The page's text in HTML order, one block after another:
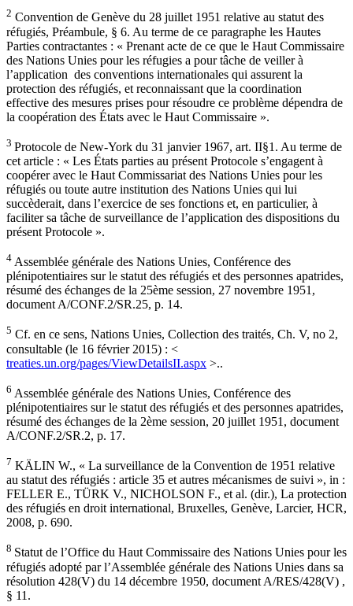
2 Convention de Genève du 28 juillet 1951 relative au statut des
réfugiés, Préambule, § 6. Au terme de ce paragraphe les Hautes
Parties contractantes : « Prenant acte de ce que le Haut Commissaire
des Nations Unies pour les réfugies a pour tâche de veiller à
l’application des conventions internationales qui assurent la
protection des réfugiés, et reconnaissant que la coordination
effective des mesures prises pour résoudre ce problème dépendra de
la coopération des États avec le Haut Commissaire ».
3 Protocole de New-York du 31 janvier 1967, art. II§1. Au terme de
cet article : « Les États parties au présent Protocole s’engagent à
coopérer avec le Haut Commissariat des Nations Unies pour les
réfugiés ou toute autre institution des Nations Unies qui lui
succèderait, dans l’exercice de ses fonctions et, en particulier, à
faciliter sa tâche de surveillance de l’application des dispositions du
présent Protocole ».
4 Assemblée générale des Nations Unies, Conférence des
plénipotentiaires sur le statut des réfugiés et des personnes apatrides,
résumé des échanges de la 25ème session, 27 novembre 1951,
document A/CONF.2/SR.25, p. 14.
5 Cf. en ce sens, Nations Unies, Collection des traités, Ch. V, no 2,
consultable (le 16 février 2015) : <
treaties.un.org/pages/ViewDetailsII.aspx >..
6 Assemblée générale des Nations Unies, Conférence des
plénipotentiaires sur le statut des réfugiés et des personnes apatrides,
résumé des échanges de la 2ème session, 20 juillet 1951, document
A/CONF.2/SR.2, p. 17.
7 KÄLIN W., « La surveillance de la Convention de 1951 relative
au statut des réfugiés : article 35 et autres mécanismes de suivi », in :
FELLER E., TÜRK V., NICHOLSON F., et al. (dir.), La protection
des réfugiés en droit international, Bruxelles, Genève, Larcier, HCR,
2008, p. 690.
8 Statut de l’Office du Haut Commissaire des Nations Unies pour les
réfugiés adopté par l’Assemblée générale des Nations Unies dans sa
résolution 428(V) du 14 décembre 1950, document A/RES/428(V) ,
§ 11.